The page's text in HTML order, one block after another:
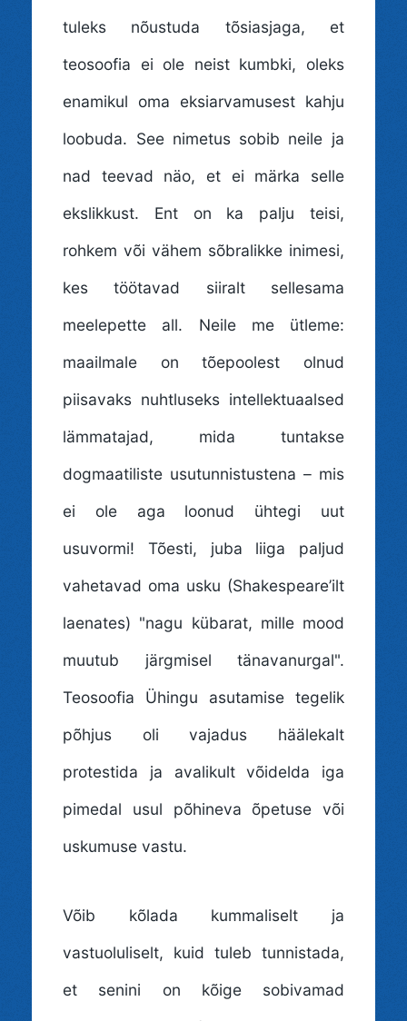
tuleks nõustuda tõsiasjaga, et
teosoofia ei ole neist kumbki, oleks
enamikul oma eksiarvamusest kahju
loobuda. See nimetus sobib neile ja
nad teevad näo, et ei märka selle
ekslikkust. Ent on ka palju teisi,
rohkem või vähem sõbralikke inimesi,
kes töötavad siiralt sellesama
meelepette all. Neile me ütleme:
maailmale on tõepoolest olnud
piisavaks nuhtluseks intellektuaalsed
lämmatajad, mida tuntakse
dogmaatiliste usutunnistustena – mis
ei ole aga loonud ühtegi uut
usuvormi! Tõesti, juba liiga paljud
vahetavad oma usku (Shakespeare’ilt
laenates) "nagu kübarat, mille mood
muutub järgmisel tänavanurgal".
Teosoofia Ühingu asutamise tegelik
põhjus oli vajadus häälekalt
protestida ja avalikult võidelda iga
pimedal usul põhineva õpetuse või
uskumuse vastu.
Võib kõlada kummaliselt ja
vastuoluliselt, kuid tuleb tunnistada,
et senini on kõige sobivamad